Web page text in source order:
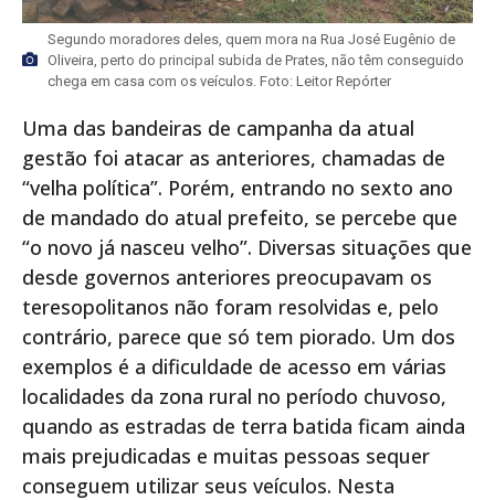
Segundo moradores deles, quem mora na Rua José Eugênio de
Oliveira, perto do principal subida de Prates, não têm conseguido
chega em casa com os veículos. Foto: Leitor Repórter
Uma das bandeiras de campanha da atual
gestão foi atacar as anteriores, chamadas de
“velha política”. Porém, entrando no sexto ano
de mandado do atual prefeito, se percebe que
“o novo já nasceu velho”. Diversas situações que
desde governos anteriores preocupavam os
teresopolitanos não foram resolvidas e, pelo
contrário, parece que só tem piorado. Um dos
exemplos é a dificuldade de acesso em várias
localidades da zona rural no período chuvoso,
quando as estradas de terra batida ficam ainda
mais prejudicadas e muitas pessoas sequer
conseguem utilizar seus veículos. Nesta